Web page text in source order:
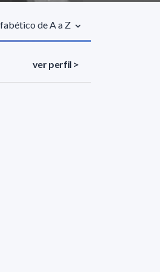
de A a Z
ver perfil >